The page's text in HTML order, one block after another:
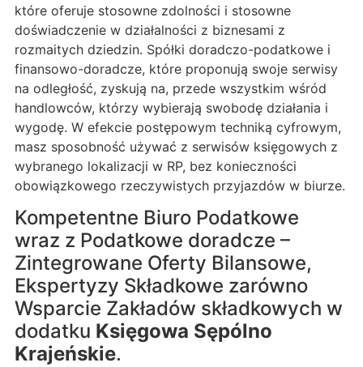
które oferuje stosowne zdolności i stosowne
doświadczenie w działalności z biznesami z
rozmaitych dziedzin. Spółki doradczo-podatkowe i
finansowo-doradcze, które proponują swoje serwisy
na odległość, zyskują na, przede wszystkim wśród
handlowców, którzy wybierają swobodę działania i
wygodę. W efekcie postępowym techniką cyfrowym,
masz sposobność używać z serwisów księgowych z
wybranego lokalizacji w RP, bez konieczności
obowiązkowego rzeczywistych przyjazdów w biurze.
Kompetentne Biuro Podatkowe
wraz z Podatkowe doradcze –
Zintegrowane Oferty Bilansowe,
Ekspertyzy Składkowe zarówno
Wsparcie Zakładów składkowych w
dodatku Księgowa Sępólno
Krajeńskie.